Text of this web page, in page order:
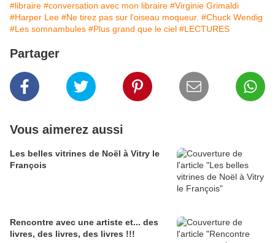
#libraire #conversation avec mon libraire #Virginie Grimaldi
#Harper Lee #Ne tirez pas sur l'oiseau moqueur. #Chuck Wendig
#Les somnambules #Plus grand que le ciel #LECTURES
Partager
Vous aimerez aussi
Les belles vitrines de Noël à Vitry le
François
Rencontre avec une artiste et... des
livres, des livres, des livres !!!